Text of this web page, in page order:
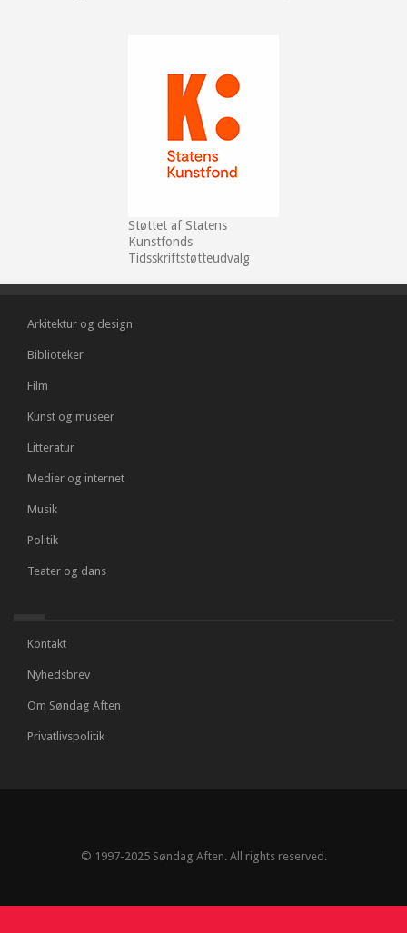
Støttet af Statens
Kunstfonds
Tidsskriftstøtteudvalg
Arkitektur og design
Biblioteker
Film
Kunst og museer
Litteratur
Medier og internet
Musik
Politik
Teater og dans
Kontakt
Nyhedsbrev
Om Søndag Aften
Privatlivspolitik
© 1997-2025 Søndag Aften. All rights reserved.